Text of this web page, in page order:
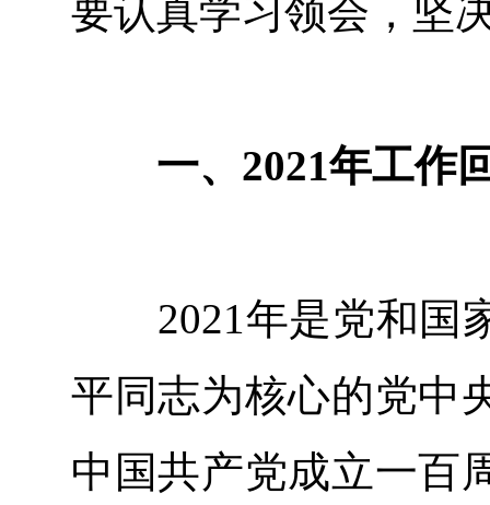
要认真学习领会，坚
一、2021年工作
2021年是党和国家
平同志为核心的党中
中国共产党成立一百